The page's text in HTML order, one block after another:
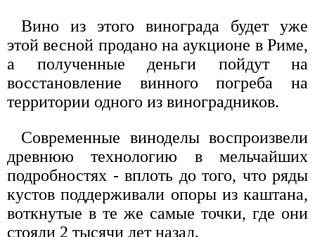
Вино из этого винограда будет уже
этой весной продано на аукционе в Риме,
а полученные деньги пойдут на
восстановление винного погреба на
территории одного из виноградников.
Современные виноделы воспроизвели
древнюю технологию в мельчайших
подробностях - вплоть до того, что ряды
кустов поддерживали опоры из каштана,
воткнутые в те же самые точки, где они
стояли 2 тысячи лет назад.